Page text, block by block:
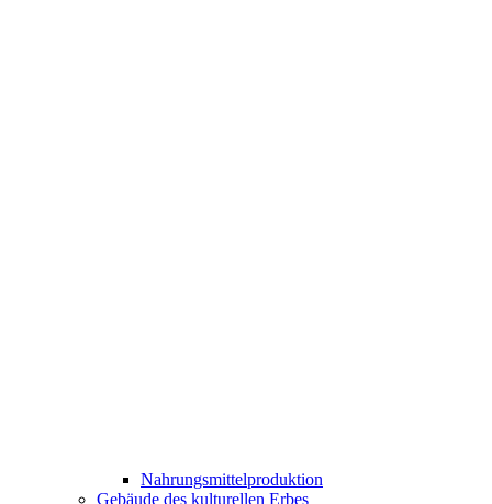
Nahrungsmittelproduktion
Gebäude des kulturellen Erbes